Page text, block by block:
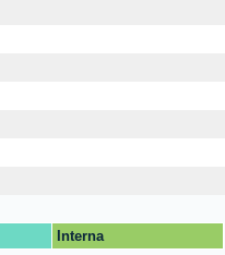
Interna